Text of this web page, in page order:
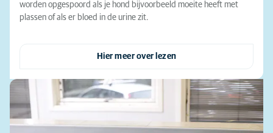
worden opgespoord als je hond bijvoorbeeld moeite heeft met
plassen of als er bloed in de urine zit.
Hier meer over lezen